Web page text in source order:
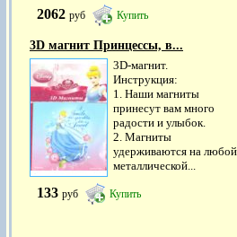
2062 руб Купить
3D магнит Принцессы, в...
3D-магнит.
Инструкция:
1. Наши магниты
принесут вам много
радости и улыбок.
2. Магниты
удерживаются на любой
металлической...
133 руб Купить